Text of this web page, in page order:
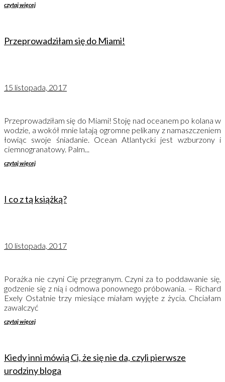
czytaj więcej
Przeprowadziłam się do Miami!
15 listopada, 2017
Przeprowadziłam się do Miami! Stoję nad oceanem po kolana w
wodzie, a wokół mnie latają ogromne pelikany z namaszczeniem
łowiąc swoje śniadanie. Ocean Atlantycki jest wzburzony i
ciemnogranatowy. Palm...
czytaj więcej
I co z tą książką?
10 listopada, 2017
Porażka nie czyni Cię przegranym. Czyni za to poddawanie się,
godzenie się z nią i odmowa ponownego próbowania. – Richard
Exely Ostatnie trzy miesiące miałam wyjęte z życia. Chciałam
zawalczyć
czytaj więcej
Kiedy inni mówią Ci, że się nie da, czyli pierwsze
urodziny bloga